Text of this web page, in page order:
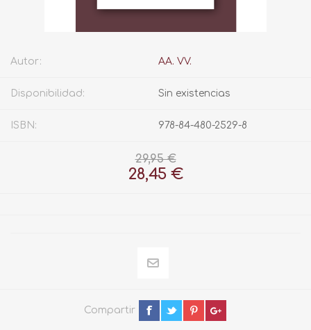
Autor: AA. VV.
Disponibilidad: Sin existencias
ISBN: 978-84-480-2529-8
29,95 €
28,45 €
Compartir